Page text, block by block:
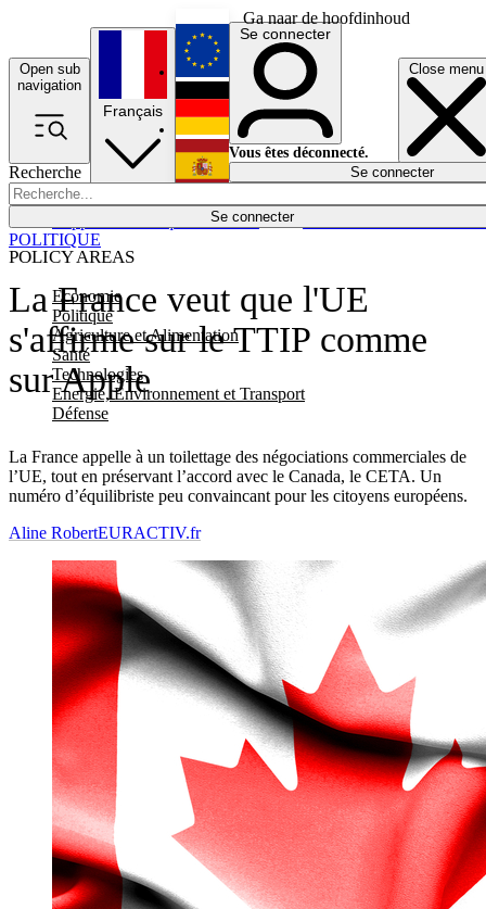
Ga naar de hoofdinhoud
Open sub
navigation
Close menu
Recherche
Se connecter
POLICY AREAS
Economie
Politique
Agriculture et Alimentation
Santé
Technologies
Energie, Environnement et Transport
Défense
Économie
Français
English
Deutsch
Español
Se connecter
Vous êtes déconnecté.
Se connecter
La France veut que l'UE
s'affirme sur le TTIP comme
sur Apple
La France appelle à un toilettage des négociations commerciales de
l’UE, tout en préservant l’accord avec le Canada, le CETA. Un
numéro d’équilibriste peu convaincant pour les citoyens européens.
POLITIQUE
Aline RobertEURACTIV.fr